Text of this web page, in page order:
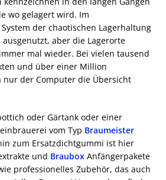
wo gelagert wird. Im
der chaotischen Lagerhaltung
aber die Lagerorte
mal wieder. Bei vielen tausend
und über einer Million
nur der Computer die Übersicht
oder Gärtank oder einer
vom Typ Braumeister
zum Ersatzdichtgummi ist hier
und Braubox Anfängerpakete
professionelles Zubehör, das auch